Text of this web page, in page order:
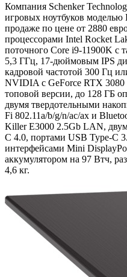
Компания Schenker
игровых ноутбуков моделью
продаже по цене от 2880
процессорами Intel Rocket
поточного Core i9-11900K с
5,3 ГГц, 17-дюймовым IPS
кадровой частотой 300 Гц
NVIDIA с GeForce RTX
топовой версии, до 128 ГБ
двумя твердотельными
Fi 802.11a/b/g/n/ac/ax и
Killer E3000 2.5Gb LAN,
C 4.0, портами USB Type-C
интерфейсами Mini
аккумулятором на 97 Втч,
4,6 кг.